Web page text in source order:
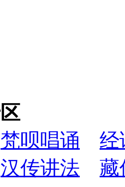
梵呗唱诵
经
汉传讲法 藏